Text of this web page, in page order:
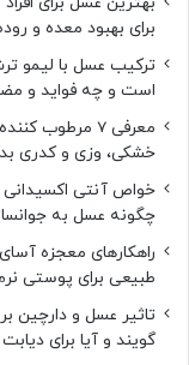
برای بهبود معده و
ترکیب عسل با لیمو
است و چه فواید و
معرفی 7
خشکی، وزی و کدری
خواص آنتی
چگونه عسل به
راهکارهای معجزه
طبیعی برای پوستی
تاثیر عسل و
گویند و آیا برای